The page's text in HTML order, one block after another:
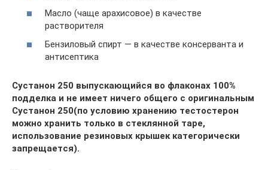
Масло (чаще арахисовое) в качестве
растворителя
Бензиловый спирт — в качестве консерванта и
антисептика
Сустанон 250 выпускающийся во флаконах 100%
подделка и не имеет ничего общего с оригинальным
Сустанон 250(по условию хранению тестостерон
можно хранить только в стеклянной таре,
использование резиновых крышек категорически
запрещается).